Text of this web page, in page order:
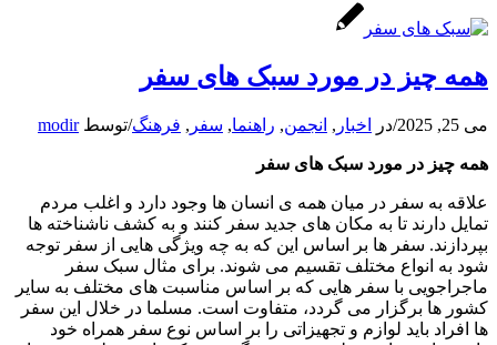
همه چیز در مورد سبک های سفر
می 25, 2025 /در اخبار , انجمن, راهنما, سفر , فرهنگ/توسطmodir
همه چیز در مورد سبک های سفر
علاقه به سفر در میان همه ی انسان ها وجود دارد و اغلب مردم
تمایل دارند تا به مکان های جدید سفر کنند و به کشف ناشناخته ها
بپردازند. سفر ها بر اساس این که به چه ویژگی هایی از سفر توجه
شود به انواع مختلف تقسیم می شوند. برای مثال سبک سفر
ماجراجویی با سفر هایی که بر اساس مناسبت های مختلف به سایر
کشور ها برگزار می گردد، متفاوت است. مسلما در خلال این سفر
ها افراد باید لوازم و تجهیزاتی را بر اساس نوع سفر همراه خود